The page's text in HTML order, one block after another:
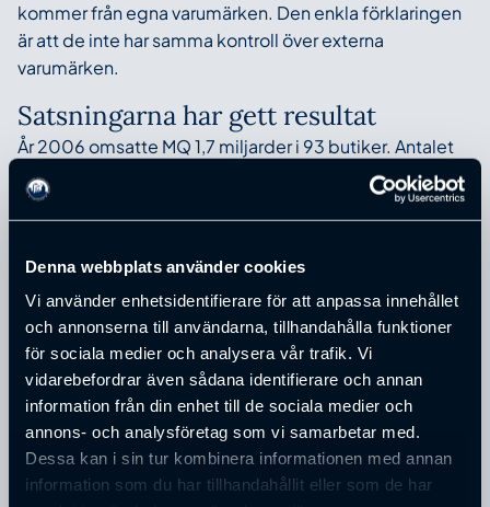
Denna webbplats använder cookies
Vi använder enhetsidentifierare för att anpassa innehållet
och annonserna till användarna, tillhandahålla funktioner
för sociala medier och analysera vår trafik. Vi
vidarebefordrar även sådana identifierare och annan
information från din enhet till de sociala medier och
annons- och analysföretag som vi samarbetar med.
Dessa kan i sin tur kombinera informationen med annan
information som du har tillhandahållit eller som de har
kommer från egna varumärken. Den enkla förklaringen
är att de inte har samma kontroll över externa
varumärken.
Satsningarna har gett resultat
År 2006 omsatte MQ 1,7 miljarder i 93 butiker. Antalet
besök i butikerna har ökat i från 17 miljoner under år
2001 till 29 miljoner under år 2006. Detta utan att tala
om att de hade en kofta till ett lågt pris. – Det går att
driva trafik till en butik utan att locka med ett lågt pris,
säger han. Det ekonomiska resultatet har också
förbättrats, MQ har slagit branschindex under 44 av 48
månader sedan 2003.
De har också förenklat och förtydligat ägarstrukturen
och har också ett riskkapitalbolag som ägare. Et
resultat av denna förändring är att beslut kan tas
snabbare än tidigare.